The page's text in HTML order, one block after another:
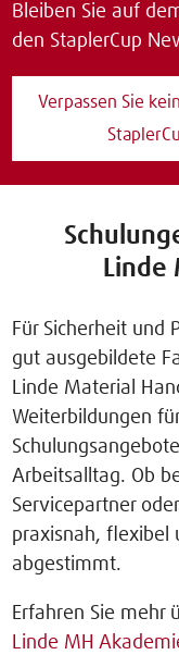
Bleiben Sie auf
den StaplerCup
Verpassen Sie
Linde
Für Sicherheit und
gut ausgebildete
Linde Material
Weiterbildungen
Arbeitsalltag. Ob
Servicepartner
praxisnah, flexibel
abgestimmt.
Erfahren Sie mehr
Linde MH